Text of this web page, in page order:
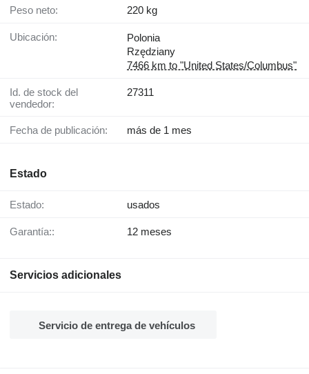
Peso neto: 220 kg
Ubicación:
Polonia
Rzędziany
7466 km to "United States/Columbus"
Id. de stock del
vendedor:
27311
Fecha de publicación: más de 1 mes
Estado
Estado: usados
Garantía:: 12 meses
Servicios adicionales
Servicio de entrega de vehículos